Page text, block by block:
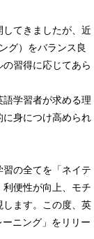
てきましたが、近
グ）をバランス良
習得に応じてあら
学習者が求める理
に身につけ高められ
の全てを「ネイテ
便性が向上、モチ
ます。この度、英
ニング」をリリー